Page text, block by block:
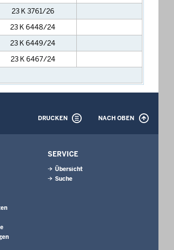
23 K 3761/26
23 K 6448/24
23 K 6449/24
23 K 6467/24
DRUCKEN NACH OBEN
SERVICE
Übersicht
Suche